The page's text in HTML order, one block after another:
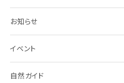
お知らせ
イベント
自然ガイド